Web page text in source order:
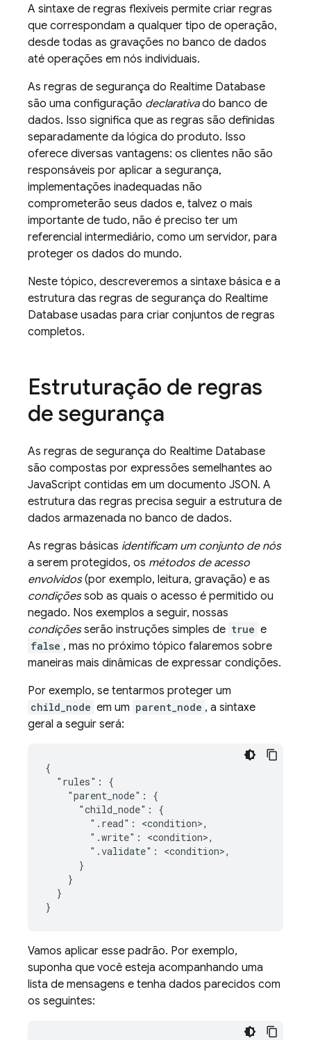
A sintaxe de regras flexíveis permite criar regras
que correspondam a qualquer tipo de operação,
desde todas as gravações no banco de dados
até operações em nós individuais.
As regras de segurança do Realtime Database
são uma configuração declarativado banco de
dados. Isso significa que as regras são definidas
separadamente da lógica do produto. Isso
oferece diversas vantagens: os clientes não são
responsáveis por aplicar a segurança,
implementações inadequadas não
comprometerão seus dados e, talvez o mais
importante de tudo, não é preciso ter um
referencial intermediário, como um servidor, para
proteger os dados do mundo.
Neste tópico, descreveremos a sintaxe básica e a
estrutura das regras de segurança do Realtime
Database usadas para criar conjuntos de regras
completos.
Estruturação de regras
de segurança
As regras de segurança do Realtime Database
são compostas por expressões semelhantes ao
JavaScript contidas em um documento JSON. A
estrutura das regras precisa seguir a estrutura de
dados armazenada no banco de dados.
As regras básicas identificam um conjunto de nós
a serem protegidos, os métodos de acesso
envolvidos(por exemplo, leitura, gravação) e as
condiçõessob as quais o acesso é permitido ou
negado. Nos exemplos a seguir, nossas
condiçõesserão instruções simples de true e
false , mas no próximo tópico falaremos sobre
maneiras mais dinâmicas de expressar condições.
Por exemplo, se tentarmos proteger um
child_node em um parent_node , a sintaxe
geral a seguir será:
{
  "rules": {
    "parent_node": {
      "child_node": {
        ".read": <condition>,
        ".write": <condition>,
        ".validate": <condition>,
      }
    }
  }
}
Vamos aplicar esse padrão. Por exemplo,
suponha que você esteja acompanhando uma
lista de mensagens e tenha dados parecidos com
os seguintes: